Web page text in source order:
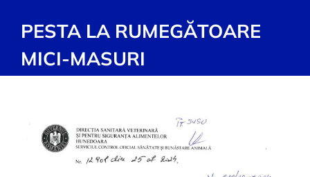
PESTA LA RUMEGĂTOARE
MICI-MASURI